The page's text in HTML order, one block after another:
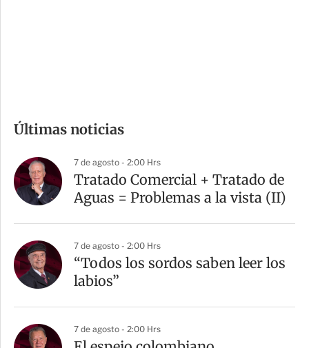
p
a
r
t
Últimas noticias
7 de agosto - 2:00 Hrs
Tratado Comercial + Tratado de
Aguas = Problemas a la vista (II)
7 de agosto - 2:00 Hrs
“Todos los sordos saben leer los
labios”
7 de agosto - 2:00 Hrs